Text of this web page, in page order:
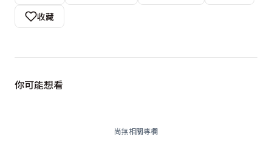
收藏
你可能想看
尚無相關專欄